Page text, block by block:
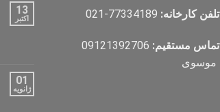
تلفن کارخانه: 77334189-021
تماس مستقیم:
موسوی
13
اکتبر
01
ژانویه